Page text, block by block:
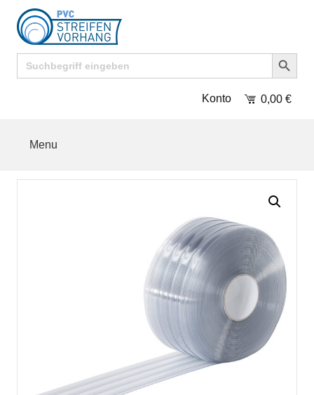
Search
for:
Search Button
Konto 0,00 €
Menu